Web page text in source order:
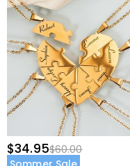
$34.95$60.00